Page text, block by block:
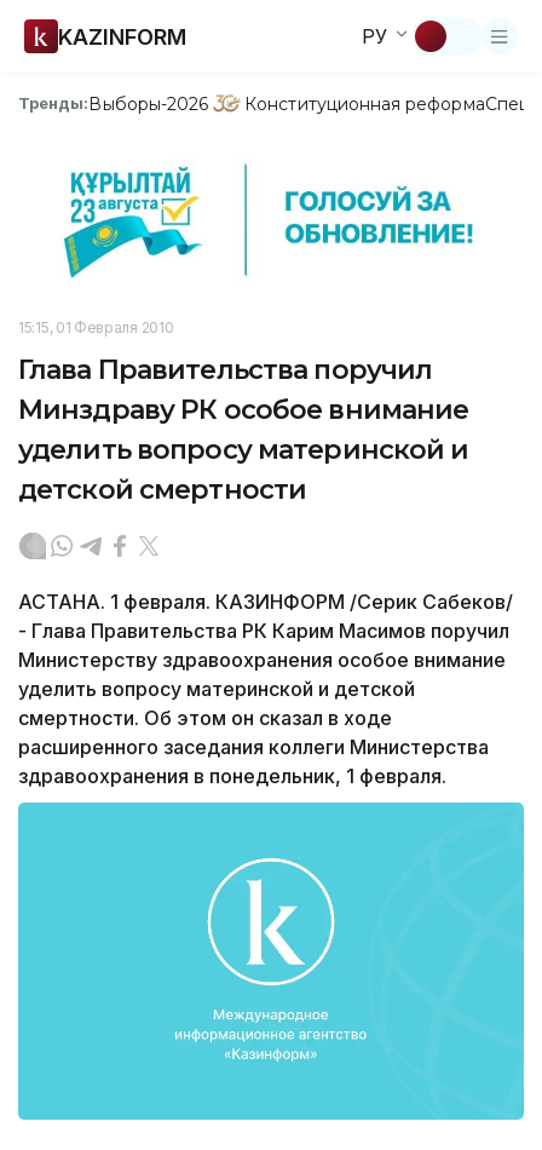
KAZINFORM РУ
Тренды:Выборы-2026 Конституционная реформа
15:15, 01 Февраля 2010
Глава Правительства поручил
Минздраву РК особое внимание
уделить вопросу материнской и
детской смертности
АСТАНА. 1 февраля. КАЗИНФОРМ /Серик Сабеков/
- Глава Правительства РК Карим Масимов поручил
Министерству здравоохранения особое внимание
уделить вопросу материнской и детской
смертности. Об этом он сказал в ходе
расширенного заседания коллеги Министерства
здравоохранения в понедельник, 1 февраля.